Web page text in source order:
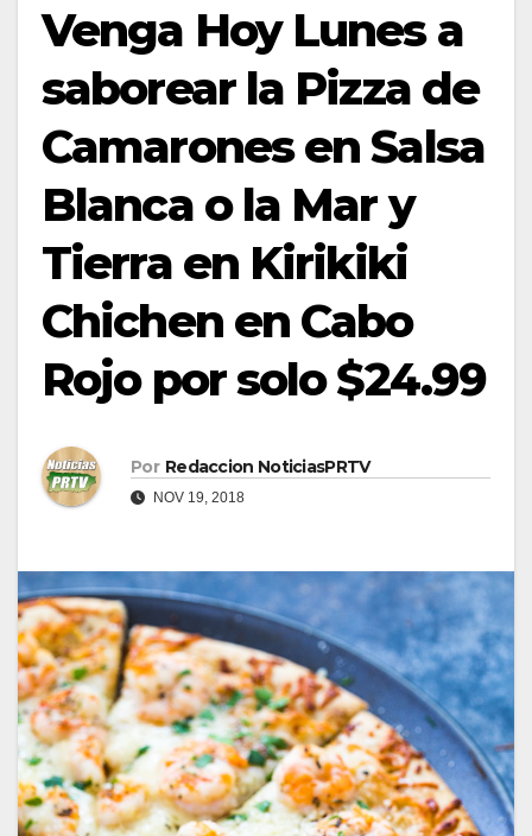
Venga Hoy Lunes a
saborear la Pizza de
Camarones en Salsa
Blanca o la Mar y
Tierra en Kirikiki
Chichen en Cabo
Rojo por solo $24.99
Por Redaccion NoticiasPRTV
NOV 19, 2018